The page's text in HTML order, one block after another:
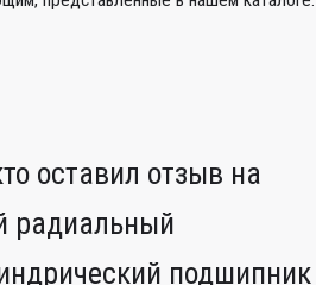
оставил отзыв на
радиальный
подшипник